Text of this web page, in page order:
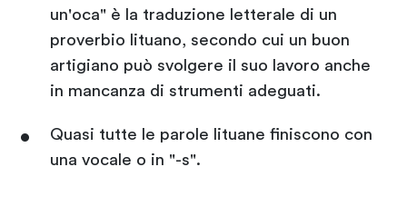
un'oca" è la traduzione letterale di un
proverbio lituano, secondo cui un buon
artigiano può svolgere il suo lavoro anche
in mancanza di strumenti adeguati.
Quasi tutte le parole lituane finiscono con
una vocale o in "-s".